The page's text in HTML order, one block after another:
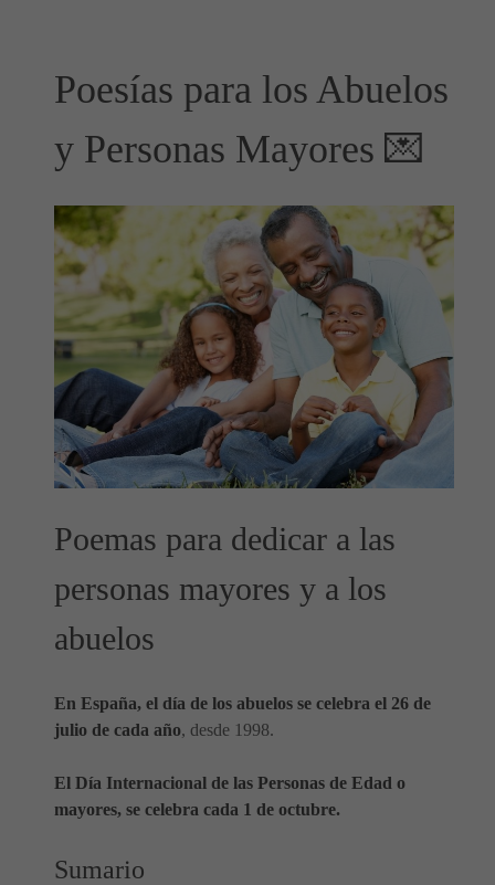
Poesías para los Abuelos
y Personas Mayores 💌
Poemas para dedicar a las
personas mayores y a los
abuelos
En España, el día de los abuelos se celebra el 26 de
julio de cada año, desde 1998.
El Día Internacional de las Personas de Edad o
mayores, se celebra cada 1 de octubre.
Sumario